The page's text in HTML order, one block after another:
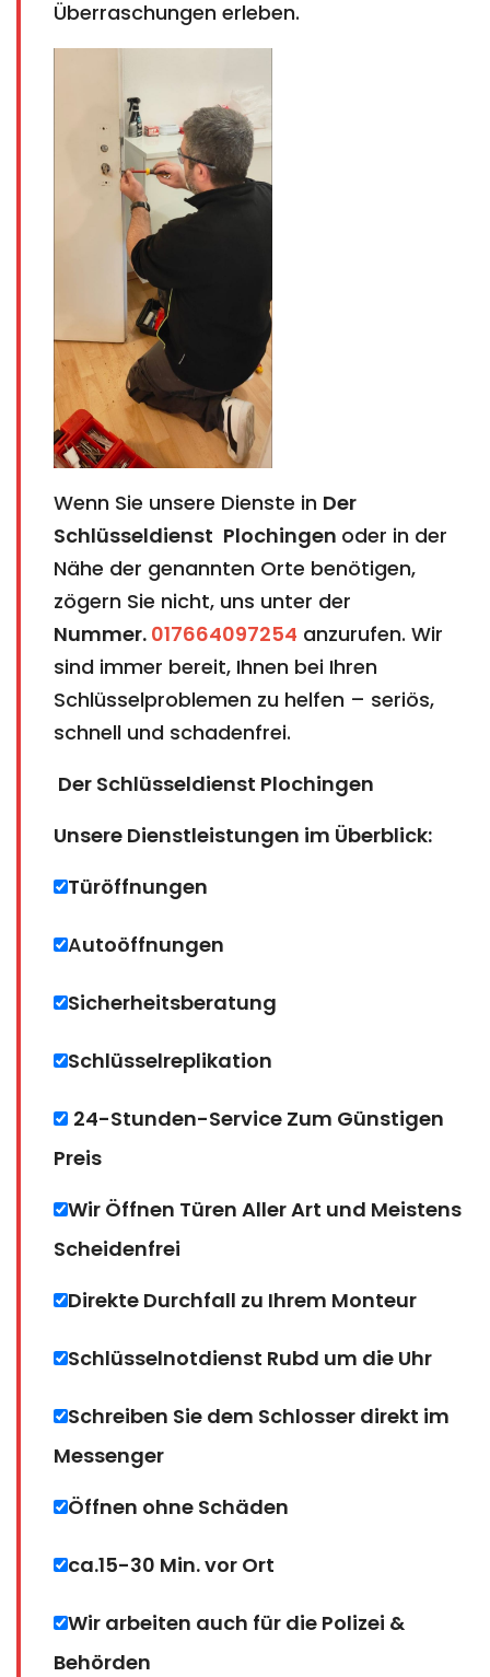
Überraschungen erleben.
Wenn Sie unsere Dienste in Der
Schlüsseldienst Plochingen​​​​​​​​​​​​​​ oder in der
Nähe der genannten Orte benötigen,
zögern Sie nicht, uns unter der
Nummer. 017664097254 anzurufen. Wir
sind immer bereit, Ihnen bei Ihren
Schlüsselproblemen zu helfen – seriös,
schnell und schadenfrei.
Der Schlüsseldienst Plochingen​​​​​​​​​​​​​​
Unsere Dienstleistungen im Überblick:
Türöffnungen
Autoöffnungen
Sicherheitsberatung
Schlüsselreplikation
24-Stunden-Service Zum Günstigen
Preis
Wir Öffnen Türen Aller Art und Meistens
Scheidenfrei
Direkte Durchfall zu Ihrem Monteur
Schlüsselnotdienst Rubd um die Uhr
Schreiben Sie dem Schlosser direkt im
Messenger
Öffnen ohne Schäden
ca.15-30 Min. vor Ort
Wir arbeiten auch für die Polizei &
Behörden